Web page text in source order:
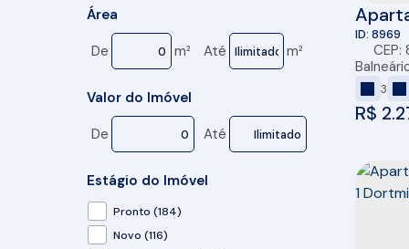
Santa Regina (11)
Santa Regina IV (2)
Tabuleiro (4)
Várzea do Ranchinho (Monte Alegre) (1)
Área
De
m² Até m²
Valor do Imóvel
De
Até
Estágio do Imóvel
Pronto (184)
Novo (116)
R$
8969
CEP:
3